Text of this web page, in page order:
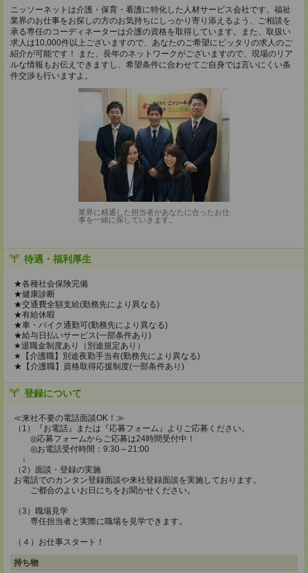
ニッソーネットは介護・保育・看護に特化した人材サービス会社です。福祉
業界のお仕事をお探しの方のお気持ちにしっかり寄り添えるよう、ご相談を
承る専任のコーディネーターは介護の資格を取得しています。また、取扱い
求人は10,000件以上ございますので、あなたのご希望にピッタリの求人のご
紹介が可能です！ また、長年のネットワークがございますので、現場のリア
ルな情報もお伝えできますし、希望条件に合わせてご自身では言いにくい条
件交渉も行いますよ。
業界に精通した担当者があなたに合ったお仕
事を一緒に探していきます。
待遇・福利厚生
★各種社会保険完備
★健康診断
★交通費全額支給(勤務先により異なる)
★有給休暇
★車・バイク通勤可(勤務先により異なる)
★給与日払いサービス(一部条件あり)
★退職金制度あり（別途規定あり）
★【介護職】別途夜勤手当有(勤務先により異なる)
★【介護職】資格取得応援制度(一部条件あり)
登録について
≪来社不要の電話面談OK！≫
（1）『お電話』または『応募フォーム』よりご応募ください。
◎応募フォームからご応募は24時間受付中！
◎お電話受付時間：9:30～21:00
↓
（2）面談・登録の実施
お電話でのカンタン登録面談や来社登録面談を実施しております。
ご都合のよいお日にちをお聞かせください。
（3）職場見学
専任担当者と実際に職場を見学できます。
（４）お仕事スタート！
持ち物